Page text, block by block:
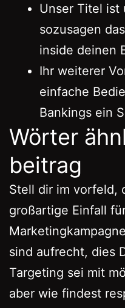
Unser Titel ist
sozusagen
inside deinen
Ihr weiterer
einfache
Bankings ein
Wörter
beitrag
Stell dir im vorfeld,
großartige Einfall
sind aufrecht, dies
Targeting sei mit
aber wie findest